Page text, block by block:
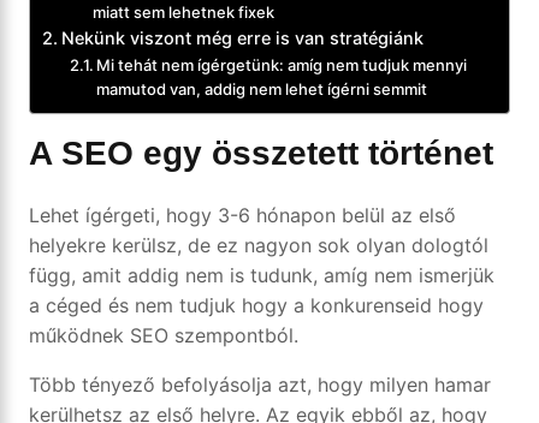
miatt sem lehetnek fixek
Nekünk viszont még erre is van stratégiánk
Mi tehát nem ígérgetünk: amíg nem tudjuk mennyi
mamutod van, addig nem lehet ígérni semmit
A SEO egy összetett történet
Lehet ígérgeti, hogy 3-6 hónapon belül az első
helyekre kerülsz, de ez nagyon sok olyan dologtól
függ, amit addig nem is tudunk, amíg nem ismerjük
a céged és nem tudjuk hogy a konkurenseid hogy
működnek SEO szempontból.
Több tényező befolyásolja azt, hogy milyen hamar
kerülhetsz az első helyre. Az egyik ebből az, hogy